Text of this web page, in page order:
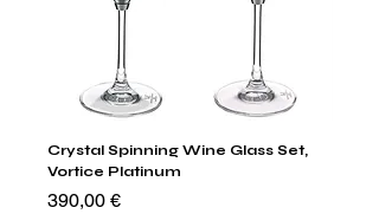
Crystal Spinning Wine Glass Set,
Vortice Platinum
Prix
390,00 €